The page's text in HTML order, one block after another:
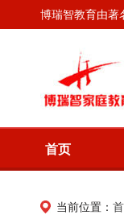
博瑞智教育由著
首页
当前位置：